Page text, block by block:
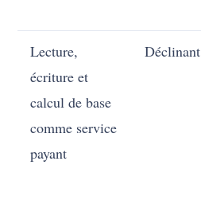
Lecture,
écriture et
calcul de base
comme service
payant
Déclinant